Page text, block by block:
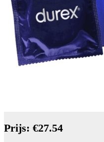
Prijs: €27.54